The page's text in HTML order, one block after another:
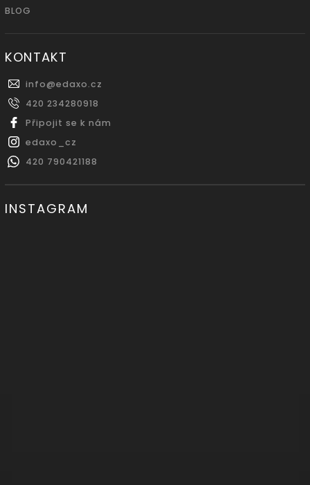
BLOG
KONTAKT
info@edaxo.cz
420 234280918
Připojit se k nám
edaxo_cz
420 790421188
INSTAGRAM